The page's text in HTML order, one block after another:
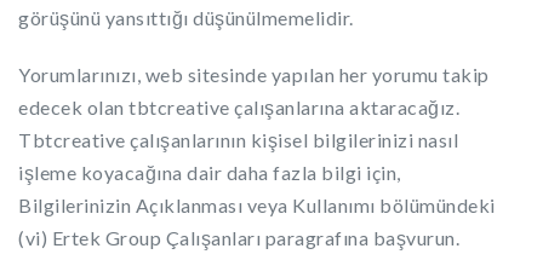
görüşünü yansıttığı düşünülmemelidir.
Yorumlarınızı, web sitesinde yapılan her yorumu takip
edecek olan tbtcreative çalışanlarına aktaracağız.
Tbtcreative çalışanlarının kişisel bilgilerinizi nasıl
işleme koyacağına dair daha fazla bilgi için,
Bilgilerinizin Açıklanması veya Kullanımı bölümündeki
(vi) Ertek Group Çalışanları paragrafına başvurun.